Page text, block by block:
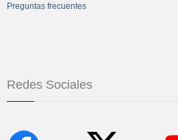
Preguntas frecuentes
Redes Sociales